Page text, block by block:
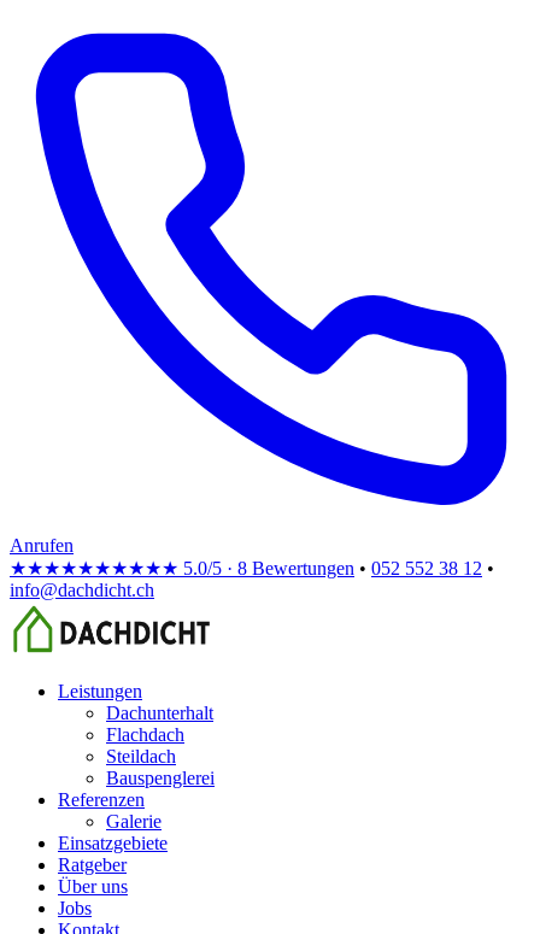
Anrufen
★★★★★★★★★★ 5.0/5 · 8 Bewertungen • 052 552 38 12 •
info@dachdicht.ch
Leistungen
Dachunterhalt
Flachdach
Steildach
Bauspenglerei
Referenzen
Galerie
Einsatzgebiete
Ratgeber
Über uns
Jobs
Kontakt